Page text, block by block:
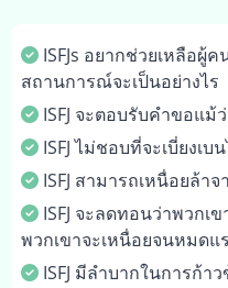
ISFJs อยากช่วยเหลือผู้
สถานการณ์จะเป็นอย่างไร
ISFJ จะตอบรับคำขอแม้
ISFJ ไม่ชอบที่จะเบี่ยงเ
ISFJ สามารถเหนื่อยล้า
ISFJ จะลดทอนว่าพวกเ
พวกเขาจะเหนื่อยจนหมดแ
ISFJ มีลำบากในการก้